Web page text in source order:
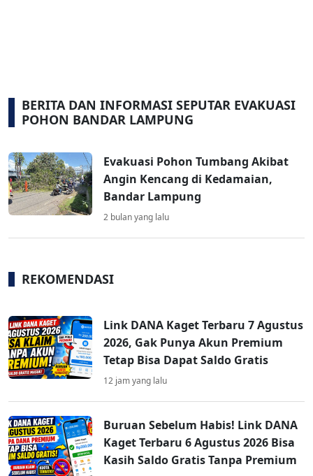
BERITA DAN INFORMASI SEPUTAR EVAKUASI
POHON BANDAR LAMPUNG
Evakuasi Pohon Tumbang Akibat
Angin Kencang di Kedamaian,
Bandar Lampung
2 bulan yang lalu
REKOMENDASI
Link DANA Kaget Terbaru 7 Agustus
2026, Gak Punya Akun Premium
Tetap Bisa Dapat Saldo Gratis
12 jam yang lalu
Buruan Sebelum Habis! Link DANA
Kaget Terbaru 6 Agustus 2026 Bisa
Kasih Saldo Gratis Tanpa Premium